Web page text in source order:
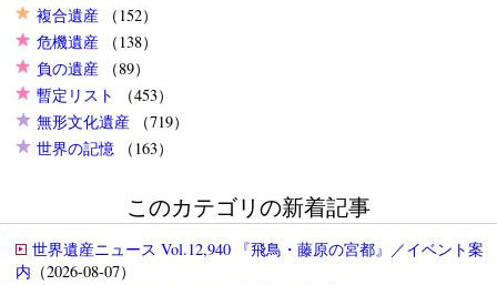
複合遺産（152）
危機遺産（138）
負の遺産（89）
暫定リスト
（453）
無形文化遺産（719）
世界の記憶（163）
このカテゴリの新着記事
世界遺産ニュース Vol.12,940 『飛鳥・藤原の宮都』／イベント案
内 （2026-08-07）